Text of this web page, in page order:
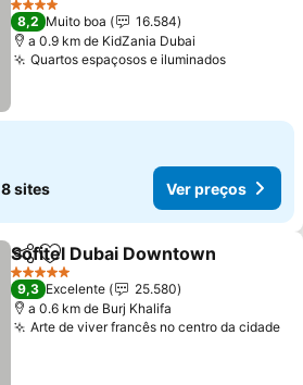
4 Estrelas
8,2 Muito boa
16.584
a 0.9 km de KidZania Dubai
Quartos espaçosos e iluminados
8 sites Ver preços
PartilharAdicionar aos favoritos
Sofitel Dubai Downtown
5 Estrelas
9,3 Excelente
25.580
a 0.6 km de Burj Khalifa
Arte de viver francês no centro da cidade